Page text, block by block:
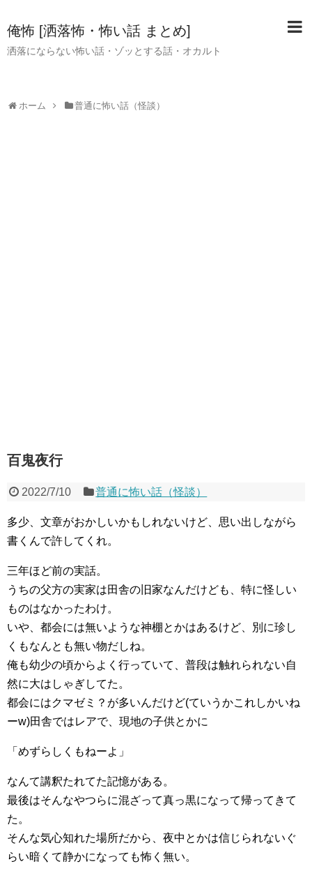
俺怖 [洒落怖・怖い話 まとめ]
洒落にならない怖い話・ゾッとする話・オカルト
ホーム 普通に怖い話（怪談）
百鬼夜行
2022/7/10 普通に怖い話（怪談）
多少、文章がおかしいかもしれないけど、思い出しながら
書くんで許してくれ。
三年ほど前の実話。
うちの父方の実家は田舎の旧家なんだけども、特に怪しい
ものはなかったわけ。
いや、都会には無いような神棚とかはあるけど、別に珍し
くもなんとも無い物だしね。
俺も幼少の頃からよく行っていて、普段は触れられない自
然に大はしゃぎしてた。
都会にはクマゼミ？が多いんだけど(ていうかこれしかいね
ーw)田舎ではレアで、現地の子供とかに
「めずらしくもねーよ」
なんて講釈たれてた記憶がある。
最後はそんなやつらに混ざって真っ黒になって帰ってきて
た。
そんな気心知れた場所だから、夜中とかは信じられないぐ
らい暗くて静かになっても怖く無い。